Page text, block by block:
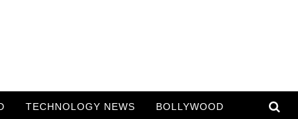
TECHNOLOGY NEWS BOLLYWOOD